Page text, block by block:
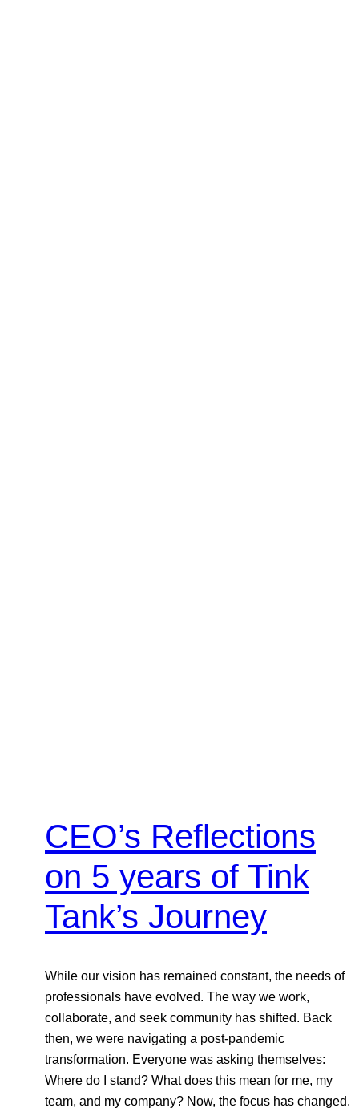
CEO’s Reflections
on 5 years of Tink
Tank’s Journey
While our vision has remained constant, the needs of
professionals have evolved. The way we work,
collaborate, and seek community has shifted. Back
then, we were navigating a post-pandemic
transformation. Everyone was asking themselves:
Where do I stand? What does this mean for me, my
team, and my company? Now, the focus has changed.